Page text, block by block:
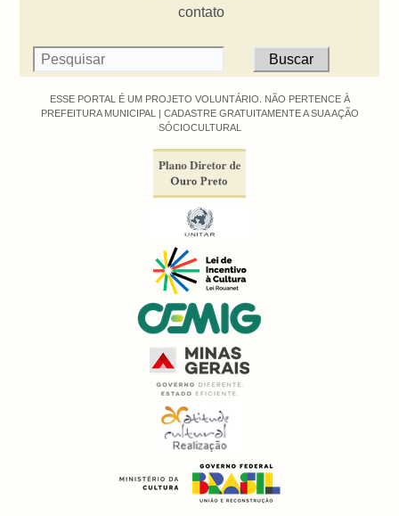
contato
ESSE PORTAL É UM PROJETO VOLUNTÁRIO. NÃO PERTENCE À
PREFEITURA MUNICIPAL | CADASTRE GRATUITAMENTE A SUA AÇÃO
SÓCIOCULTURAL